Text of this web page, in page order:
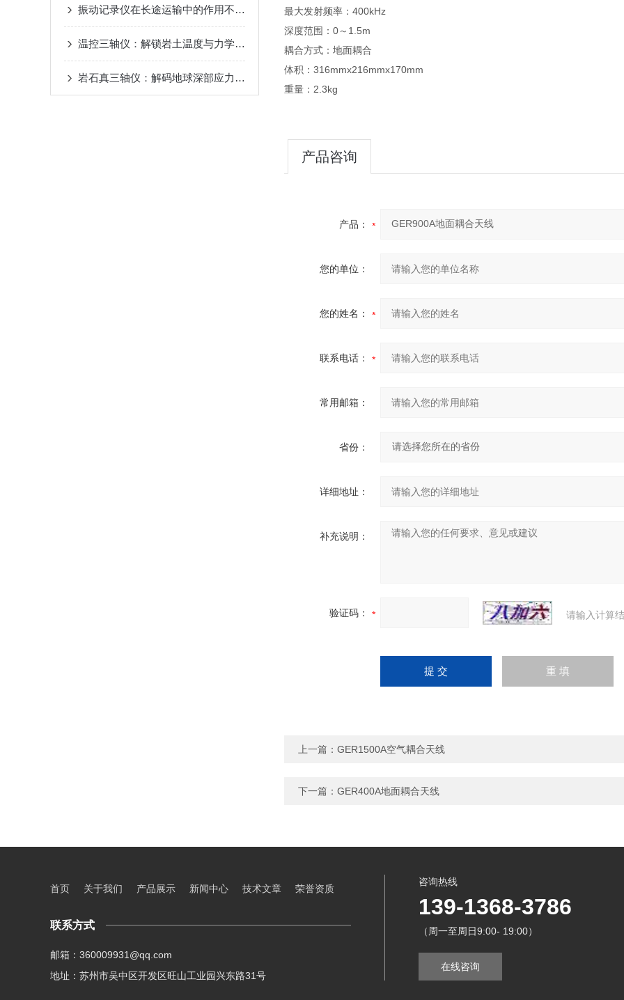
振动记录仪在长途运输中的作用不容小觑
温控三轴仪：解锁岩土温度与力学的耦合密码
岩石真三轴仪：解码地球深部应力之谜的“数字钻头”
最大发射频率：400kHz
深度范围：0～1.5m
耦合方式：地面耦合
体积：316mmx216mmx170mm
重量：2.3kg
产品咨询
产品：
您的单位：
您的姓名：
联系电话：
常用邮箱：
省份：
详细地址：
补充说明：
验证码： 请输入计算
上一篇： GER1500A空气耦合天线
下一篇： GER400A地面耦合天线
首页 关于我们 产品展示 新闻中心 技术文章 荣誉资质
联系方式
邮箱：360009931@qq.com
地址：苏州市吴中区开发区旺山工业园兴东路31号
咨询热线
139-1368-3786
（周一至周日9:00- 19:00）
在线咨询